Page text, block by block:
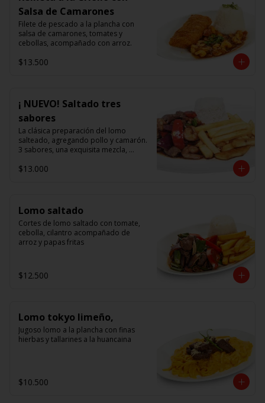
Salsa de Camarones
Filete de pescado a la plancha con
salsa de camarones, tomates y
cebollas, acompañado con arroz.
$13.500
¡ NUEVO! Saltado tres
sabores
La clásica preparación del lomo
salteado, agregando pollo y camarón.
3 sabores, una exquisita mezcla,
$13.000
Lomo saltado
Cortes de lomo saltado con tomate,
cebolla, cilantro acompañado de
arroz y papas fritas
$12.500
Lomo tokyo limeño,
Jugoso lomo a la plancha con finas
hierbas y tallarines a la huancaina
$10.500